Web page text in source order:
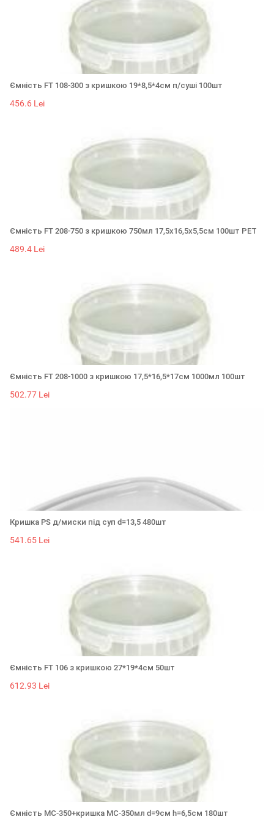
Ємність FT 108-300 з кришкою 19*8,5*4см п/суші 100шт
456.6 Lei
Ємність FT 208-750 з кришкою 750мл 17,5х16,5х5,5см 100шт РЕТ
489.4 Lei
Ємність FT 208-1000 з кришкою 17,5*16,5*17см 1000мл 100шт
502.77 Lei
Кришка PS д/миски під суп d=13,5 480шт
541.65 Lei
Ємність FT 106 з кришкою 27*19*4см 50шт
612.93 Lei
Ємність МС-350+кришка МС-350мл d=9см h=6,5см 180шт